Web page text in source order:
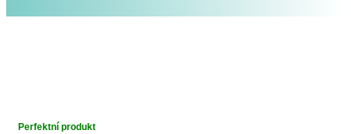
Perfektní produkt